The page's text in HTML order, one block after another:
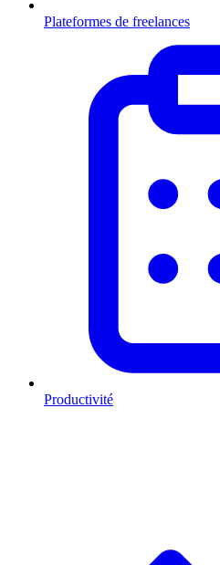
Plateformes de freelances
Productivité